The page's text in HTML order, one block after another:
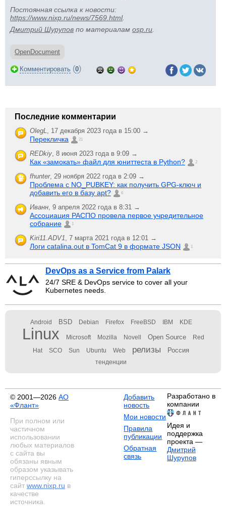
Постоянная ссылка к новости:
https://www.nixp.ru/news/7569.html.
Дмитрий Шурупов по материалам osp.ru
OpenDocument
Комментировать (0)
Последние комментарии
OlegL, 17 декабря 2023 года в 15:00 →
Перекличка 21
REDkiy, 8 июня 2023 года в 9:09 →
Как «замокать» файл для юниттеста в Python? 2
fhunter, 29 ноября 2022 года в 2:09 →
Проблема с NO_PUBKEY: как получить GPG-ключ и
добавить его в базу apt?
6
Иванн, 9 апреля 2022 года в 8:31 →
Ассоциация РАСПО провела первое учредительное
собрание
1
Kiri11.ADV1, 7 марта 2021 года в 12:01 →
Логи catalina.out в TomCat 9 в формате JSON 1
DevOps as a Service from Palark
24/7 SRE & DevOps service to cover all your
Kubernetes needs.
Android BSD Debian Firefox FreeBSD IBM KDE
Linux Microsoft Mozilla Novell Open Source Red
Hat SCO Sun Ubuntu Web релизы Россия
тенденции
© 2001—2026 АО
«Флант»
При полном или
частичном
использовании
любых материалов
с сайта вы
обязаны явным
образом указывать
гиперссылку на
сайт www.nixp.ru в
качестве
источника.
Добавить
новость
Мои новости
Правила
публикации
Обратная
связь
Разработано в
компании
Идея и
поддержка
проекта —
Дмитрий
Шурупов